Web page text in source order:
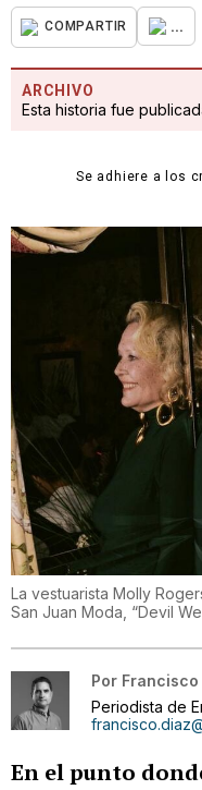
COMPARTIR ...
ARCHIVO
Esta historia fue
Se adhiere a los
La vestuarista Molly
San Juan Moda, “Devil
Por
Periodista de
En el punto